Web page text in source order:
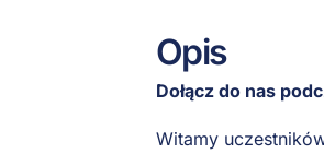
Opis
Dołącz do nas
Witamy